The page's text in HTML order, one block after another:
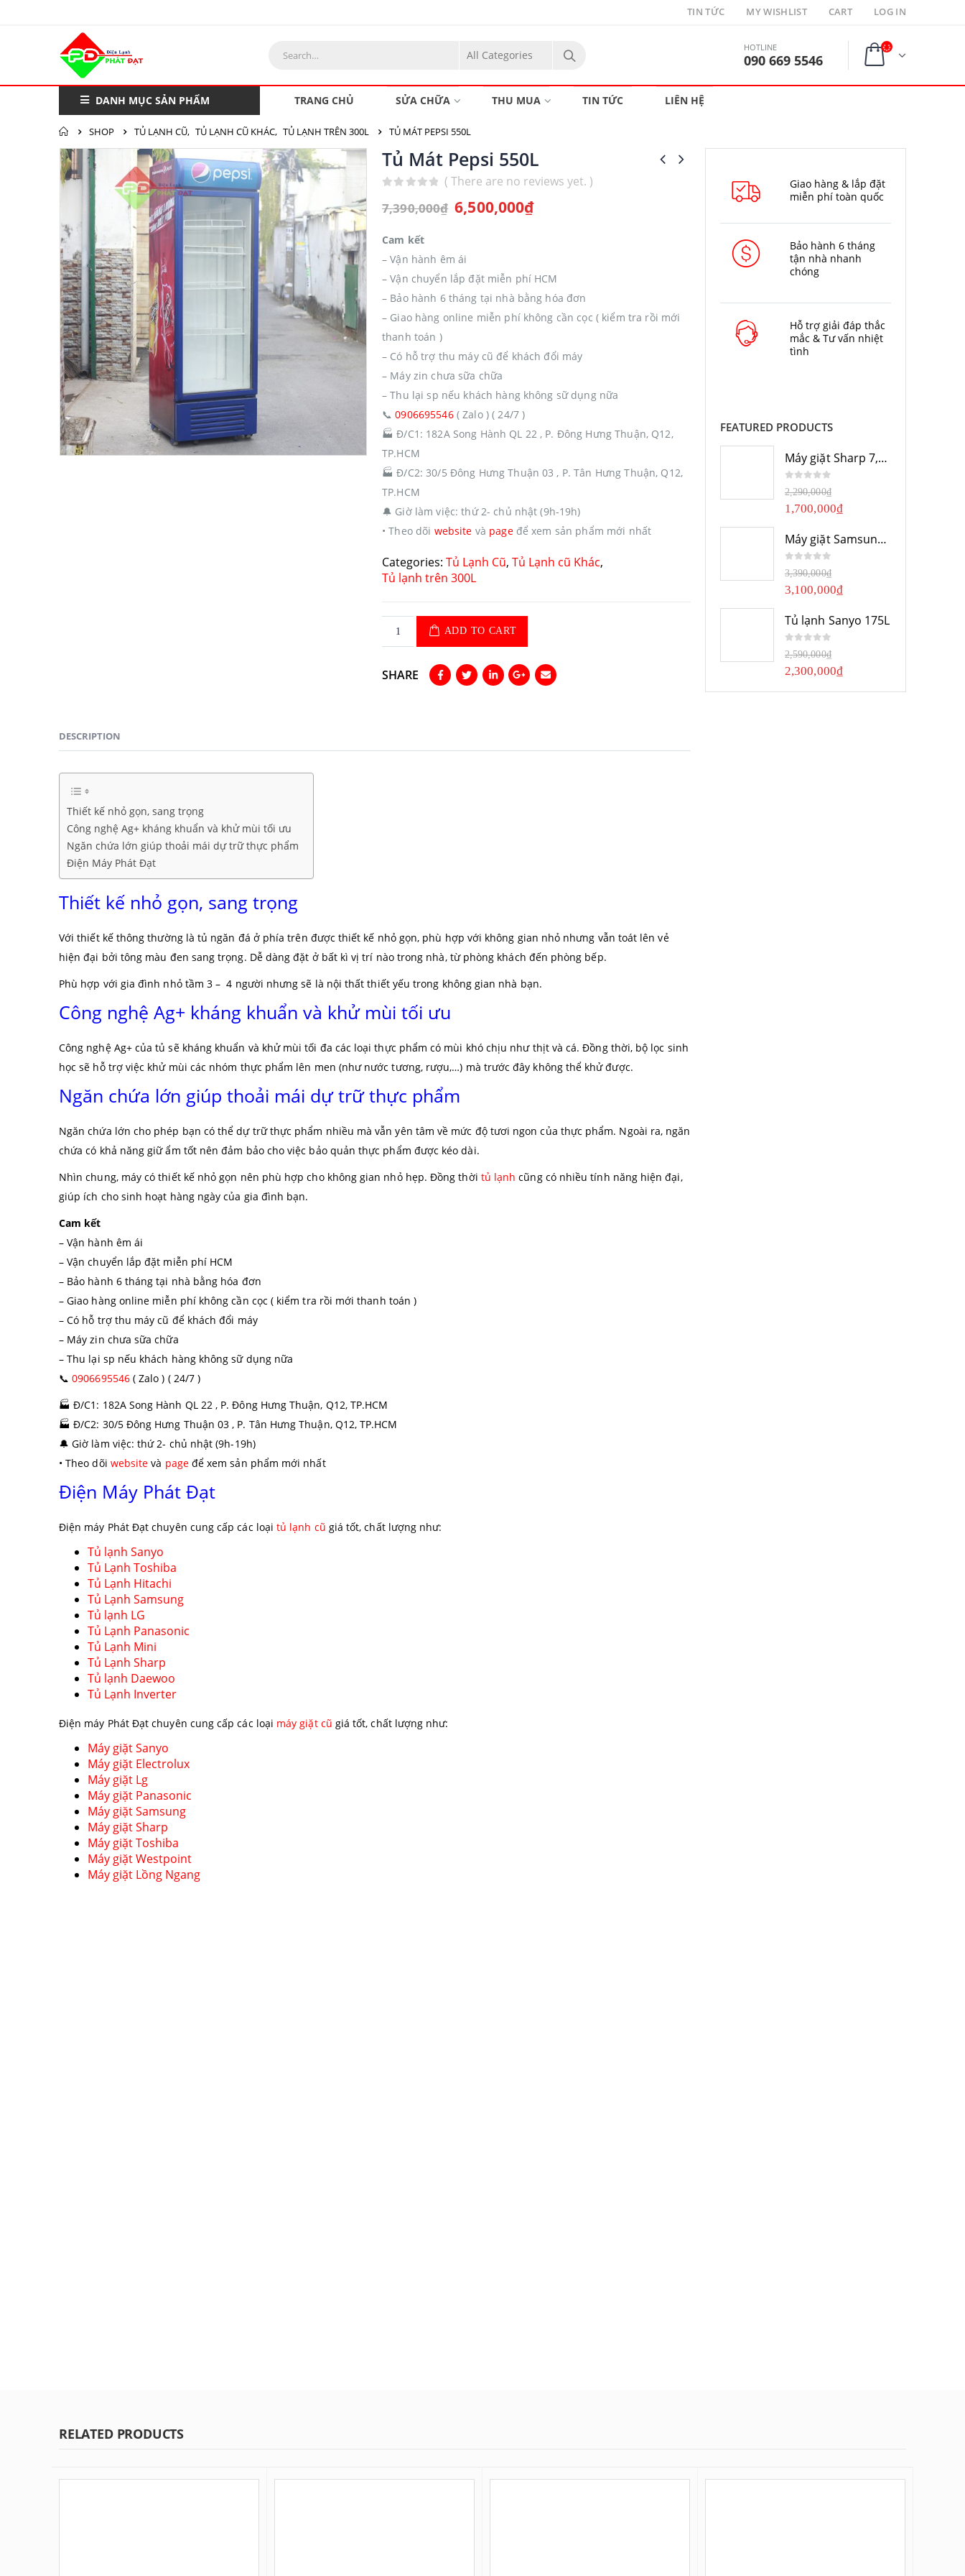
TIN TỨC MY WISHLIST CART LOG IN
HOTLINE
090 669 5546
DANH MỤC SẢN PHẨM TRANG CHỦ SỬA CHỮA THU MUA TIN TỨC LIÊN HỆ
SHOP TỦ LẠNH CŨ, TỦ LẠNH CŨ KHÁC, TỦ LẠNH TRÊN 300L TỦ MÁT PEPSI 550L
Tủ Mát Pepsi 550L
( There are no reviews yet. )
7,390,000₫ 6,500,000₫
Cam kết
– Vận hành êm ái
– Vận chuyển lắp đặt miễn phí HCM
– Bảo hành 6 tháng tại nhà bằng hóa đơn
– Giao hàng online miễn phí không cần cọc ( kiểm tra rồi mới
thanh toán )
– Có hỗ trợ thu máy cũ để khách đổi máy
– Máy zin chưa sữa chữa
– Thu lại sp nếu khách hàng không sữ dụng nữa
📞 0906695546( Zalo ) ( 24/7 )
🏭 Đ/C1: 182A Song Hành QL 22 , P. Đông Hưng Thuận, Q12,
TP.HCM
🏭 Đ/C2: 30/5 Đông Hưng Thuận 03 , P. Tân Hưng Thuận, Q12,
TP.HCM
🔔 Giờ làm việc: thứ 2- chủ nhật (9h-19h)
• Theo dõi website và pageđể xem sản phẩm mới nhất
Categories: Tủ Lạnh Cũ, Tủ Lạnh cũ Khác,
Tủ lạnh trên 300L
ADD TO CART
SHARE
DESCRIPTION
Thiết kế nhỏ gọn, sang trọng
Công nghệ Ag+ kháng khuẩn và khử mùi tối ưu
Ngăn chứa lớn giúp thoải mái dự trữ thực phẩm
Điện Máy Phát Đạt
Thiết kế nhỏ gọn, sang trọng
Với thiết kế thông thường là tủ ngăn đá ở phía trên được thiết kế nhỏ gọn, phù hợp với không gian nhỏ nhưng vẫn toát lên vẻ
hiện đại bởi tông màu đen sang trọng. Dễ dàng đặt ở bất kì vị trí nào trong nhà, từ phòng khách đến phòng bếp.
Phù hợp với gia đình nhỏ tầm 3 – 4 người nhưng sẽ là nội thất thiết yếu trong không gian nhà bạn.
Công nghệ Ag+ kháng khuẩn và khử mùi tối ưu
Công nghệ Ag+ của tủ sẽ kháng khuẩn và khử mùi tối đa các loại thực phẩm có mùi khó chịu như thịt và cá. Đồng thời, bộ lọc sinh
học sẽ hỗ trợ việc khử mùi các nhóm thực phẩm lên men (như nước tương, rượu,…) mà trước đây không thể khử được.
Ngăn chứa lớn giúp thoải mái dự trữ thực phẩm
Ngăn chứa lớn cho phép bạn có thể dự trữ thực phẩm nhiều mà vẫn yên tâm về mức độ tươi ngon của thực phẩm. Ngoài ra, ngăn
chứa có khả năng giữ ẩm tốt nên đảm bảo cho việc bảo quản thực phẩm được kéo dài.
Nhìn chung, máy có thiết kế nhỏ gọn nên phù hợp cho không gian nhỏ hẹp. Đồng thời tủ lạnh cũng có nhiều tính năng hiện đại,
giúp ích cho sinh hoạt hàng ngày của gia đình bạn.
Cam kết
– Vận hành êm ái
– Vận chuyển lắp đặt miễn phí HCM
– Bảo hành 6 tháng tại nhà bằng hóa đơn
– Giao hàng online miễn phí không cần cọc ( kiểm tra rồi mới thanh toán )
– Có hỗ trợ thu máy cũ để khách đổi máy
– Máy zin chưa sữa chữa
– Thu lại sp nếu khách hàng không sữ dụng nữa
📞 0906695546( Zalo ) ( 24/7 )
🏭 Đ/C1: 182A Song Hành QL 22 , P. Đông Hưng Thuận, Q12, TP.HCM
🏭 Đ/C2: 30/5 Đông Hưng Thuận 03 , P. Tân Hưng Thuận, Q12, TP.HCM
🔔 Giờ làm việc: thứ 2- chủ nhật (9h-19h)
• Theo dõi website và pageđể xem sản phẩm mới nhất
Điện Máy Phát Đạt
Điện máy Phát Đạt chuyên cung cấp các loạitủ lạnh cũ giá tốt, chất lượng như:
Tủ lạnh Sanyo
Tủ Lạnh Toshiba
Tủ Lạnh Hitachi
Tủ Lạnh Samsung
Tủ lạnh LG
Tủ Lạnh Panasonic
Tủ Lạnh Mini
Tủ Lạnh Sharp
Tủ lạnh Daewoo
Tủ Lạnh Inverter
Điện máy Phát Đạt chuyên cung cấp các loại máy giặt cũ giá tốt, chất lượng như:
Máy giặt Sanyo
Máy giặt Electrolux
Máy giặt Lg
Máy giặt Panasonic
Máy giặt Samsung
Máy giặt Sharp
Máy giặt Toshiba
Máy giặt Westpoint
Máy giặt Lồng Ngang
Giao hàng & lắp đặt
miễn phí toàn quốc
Bảo hành 6 tháng
tận nhà nhanh
chóng
Hỗ trợ giải đáp thắc
mắc & Tư vấn nhiệt
tình
FEATURED PRODUCTS
Máy giặt Sharp 7,8Kg
0 out of 5
2,290,000₫
1,700,000₫
Máy giặt Samsung 10Kg
0 out of 5
3,390,000₫
3,100,000₫
Tủ lạnh Sanyo 175L
0 out of 5
2,590,000₫
2,300,000₫
RELATED PRODUCTS